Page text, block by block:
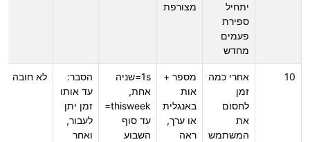
יתחיל
ספירת
פעמים
מחדש
מצורפת
10
אחרי כמה
זמן
לחסום
את
המשתמש
מספר +
אות
באנגלית
או ערך,
ראה
1s=שניה
אחת,
thisweek=
עד סוף
השבוע
הסבר:
עד אותו
זמן יתן
לעבור,
ואחר
לא חובה